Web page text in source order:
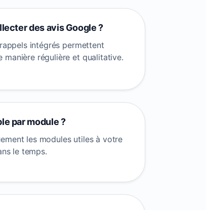
des avis Google ?
intégrés permettent
manière régulière et qualitative.
par module ?
les modules utiles à votre
le temps.